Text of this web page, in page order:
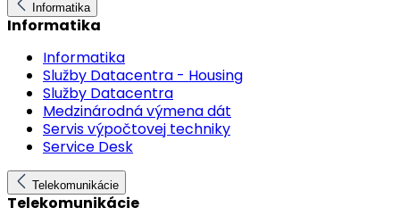
Informatika
Informatika
Informatika
Služby Datacentra - Housing
Služby Datacentra
Medzinárodná výmena dát
Servis výpočtovej techniky
Service Desk
Telekomunikácie
Telekomunikácie